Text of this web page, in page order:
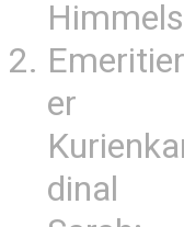
er
dinal